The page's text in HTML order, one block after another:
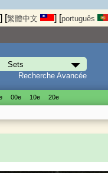
] [繁體中文 ] [português
Recherche Avancée
00е 10е 20е